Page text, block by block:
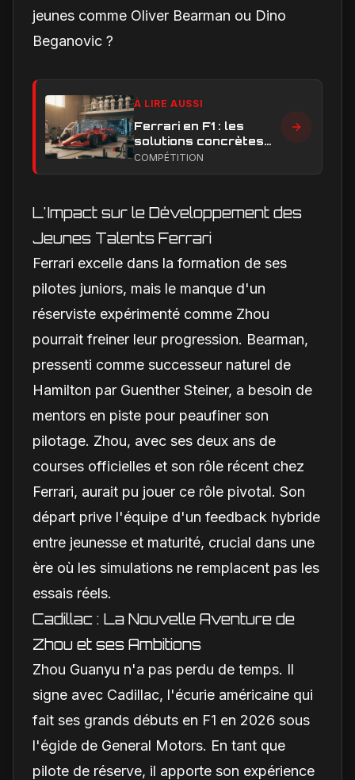
jeunes comme Oliver Bearman ou Dino
Beganovic ?
À LIRE AUSSI
Ferrari en F1 : les
solutions concrètes
pour combler son
COMPÉTITION
L'Impact sur le Développement des
Jeunes Talents Ferrari
Ferrari excelle dans la formation de ses
pilotes juniors, mais le manque d'un
réserviste expérimenté comme Zhou
pourrait freiner leur progression. Bearman,
pressenti comme successeur naturel de
Hamilton par Guenther Steiner, a besoin de
mentors en piste pour peaufiner son
pilotage. Zhou, avec ses deux ans de
courses officielles et son rôle récent chez
Ferrari, aurait pu jouer ce rôle pivotal. Son
départ prive l'équipe d'un feedback hybride
entre jeunesse et maturité, crucial dans une
ère où les simulations ne remplacent pas les
essais réels.
Cadillac : La Nouvelle Aventure de
Zhou et ses Ambitions
Zhou Guanyu n'a pas perdu de temps. Il
signe avec Cadillac, l'écurie américaine qui
fait ses grands débuts en F1 en 2026 sous
l'égide de General Motors. En tant que
pilote de réserve, il apporte son expérience